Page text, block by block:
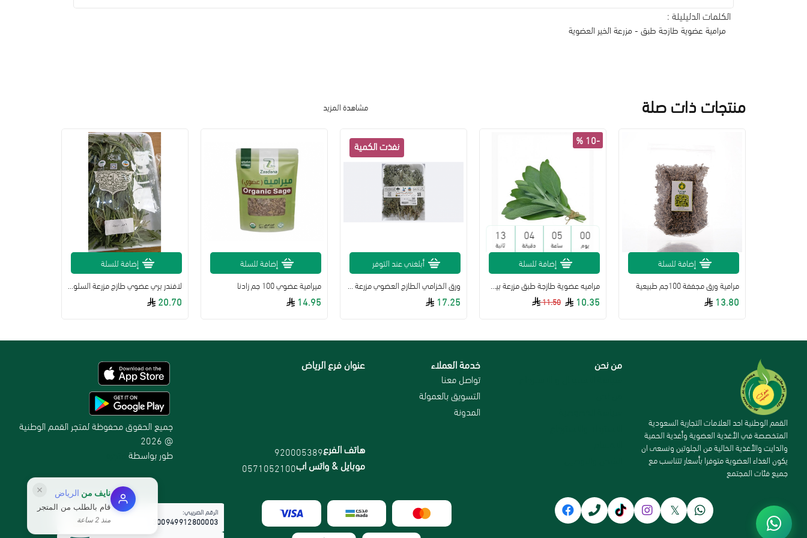
الكلمات الدليليلة :
مرامية عضوية طازجة طبق - مزرعة الخير العضوية
منتجات ذات صلة مشاهدة المزيد
مرامية ورق مجففة 100جم طبيعية
13.80
إضافة للسلة
-10 %
00
يوم
05
ساعة
04
دقيقة
12
ثانية
11.50 10.35
إضافة للسلة
17.25
أبلغني عند التوفر
ميرامية عضوي 100 جم زادنا
14.95
إضافة للسلة
20.70
إضافة للسلة
القمم الوطنية احد العلامات التجارية السعودية
المتخصصة في الأغذية العضوية وأغذية الحمية
والدايت والأغذية الخالية من الجلوتين ونسعى ان
يكون الغذاء العضوية متوفرا بأسعار تتناسب مع
جميع فئات المجتمع
من نحن خدمة العملاء
تواصل معنا
التسويق بالعمولة
المدونة
عنوان فرع الرياض
هاتف الفرع920005389
موبايل & واتس اب0571052100
جميع الحقوق محفوظة لمتجر القمم الوطنية
@ 2026
طور بواسطة
الرقم الضريبي:
300949912800003
نايف من الرياض
قام بالطلب من المتجر
منذ 2 ساعة